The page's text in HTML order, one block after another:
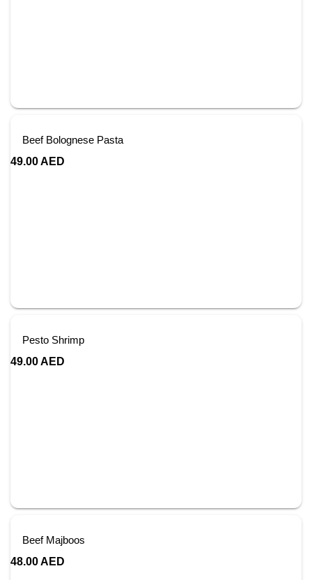
Beef Bolognese Pasta
49.00AED
Pesto Shrimp
49.00AED
Beef Majboos
48.00AED